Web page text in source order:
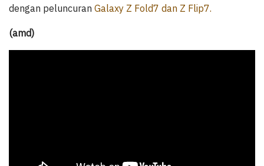
dengan peluncuran Galaxy Z Fold7 dan Z Flip7.
(amd)